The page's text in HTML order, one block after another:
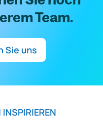
Team.
Sie uns